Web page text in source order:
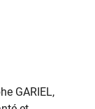
GARIEL,